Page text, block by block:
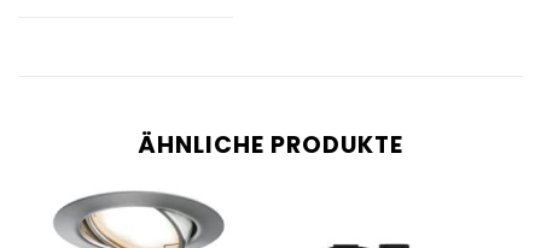
ÄHNLICHE PRODUKTE